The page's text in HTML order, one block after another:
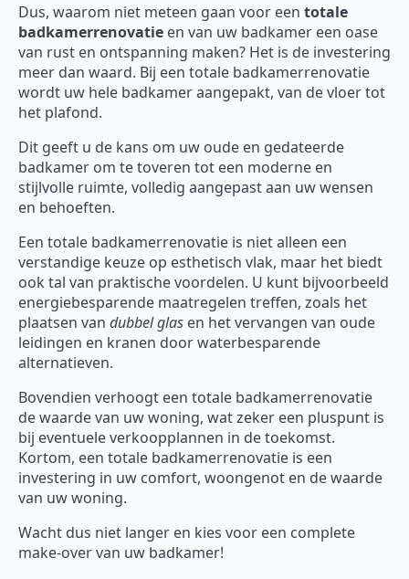
Dus, waarom niet meteen gaan voor een totale
badkamerrenovatie en van uw badkamer een oase
van rust en ontspanning maken? Het is de investering
meer dan waard. Bij een totale badkamerrenovatie
wordt uw hele badkamer aangepakt, van de vloer tot
het plafond.
Dit geeft u de kans om uw oude en gedateerde
badkamer om te toveren tot een moderne en
stijlvolle ruimte, volledig aangepast aan uw wensen
en behoeften.
Een totale badkamerrenovatie is niet alleen een
verstandige keuze op esthetisch vlak, maar het biedt
ook tal van praktische voordelen. U kunt bijvoorbeeld
energiebesparende maatregelen treffen, zoals het
plaatsen van dubbel glas en het vervangen van oude
leidingen en kranen door waterbesparende
alternatieven.
Bovendien verhoogt een totale badkamerrenovatie
de waarde van uw woning, wat zeker een pluspunt is
bij eventuele verkoopplannen in de toekomst.
Kortom, een totale badkamerrenovatie is een
investering in uw comfort, woongenot en de waarde
van uw woning.
Wacht dus niet langer en kies voor een complete
make-over van uw badkamer!